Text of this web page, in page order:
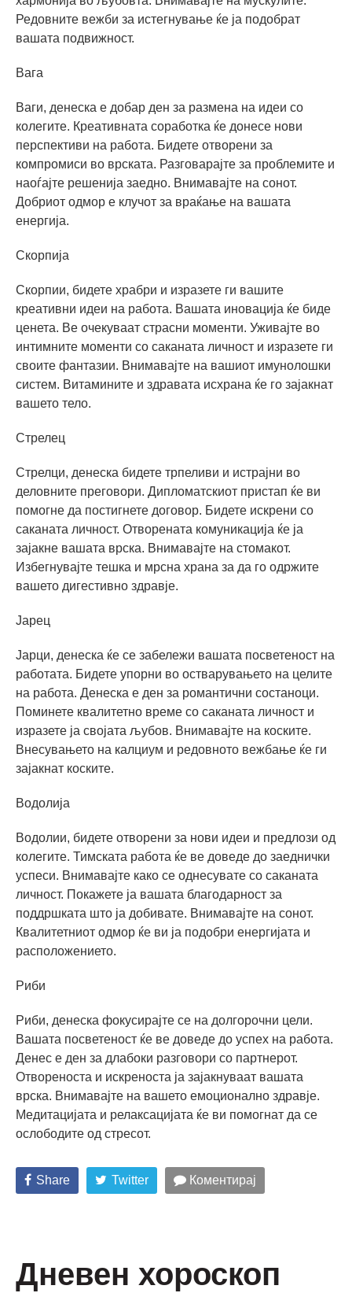
Редовните вежби за истегнување ќе ја подобрат
вашата подвижност.
Вага
Ваги, денеска е добар ден за размена на идеи со
колегите. Креативната соработка ќе донесе нови
перспективи на работа. Бидете отворени за
компромиси во врската. Разговарајте за проблемите и
наоѓајте решенија заедно. Внимавајте на сонот.
Добриот одмор е клучот за враќање на вашата
енергија.
Скорпија
Скорпии, бидете храбри и изразете ги вашите
креативни идеи на работа. Вашата иновација ќе биде
ценета. Ве очекуваат страсни моменти. Уживајте во
интимните моменти со саканата личност и изразете ги
своите фантазии. Внимавајте на вашиот имунолошки
систем. Витамините и здравата исхрана ќе го зајакнат
вашето тело.
Стрелец
Стрелци, денеска бидете трпеливи и истрајни во
деловните преговори. Дипломатскиот пристап ќе ви
помогне да постигнете договор. Бидете искрени со
саканата личност. Отворената комуникација ќе ја
зајакне вашата врска. Внимавајте на стомакот.
Избегнувајте тешка и мрсна храна за да го одржите
вашето дигестивно здравје.
Јарец
Јарци, денеска ќе се забележи вашата посветеност на
работата. Бидете упорни во остварувањето на целите
на работа. Денеска е ден за романтични состаноци.
Поминете квалитетно време со саканата личност и
изразете ја својата љубов. Внимавајте на коските.
Внесувањето на калциум и редовното вежбање ќе ги
зајакнат коските.
Водолија
Водолии, бидете отворени за нови идеи и предлози од
колегите. Тимската работа ќе ве доведе до заеднички
успеси. Внимавајте како се однесувате со саканата
личност. Покажете ја вашата благодарност за
поддршката што ја добивате. Внимавајте на сонот.
Квалитетниот одмор ќе ви ја подобри енергијата и
расположението.
Риби
Риби, денеска фокусирајте се на долгорочни цели.
Вашата посветеност ќе ве доведе до успех на работа.
Денес е ден за длабоки разговори со партнерот.
Отвореноста и искреноста ја зајакнуваат вашата
врска. Внимавајте на вашето емоционално здравје.
Медитацијата и релаксацијата ќе ви помогнат да се
ослободите од стресот.
Share Twitter Коментирај
Дневен хороскоп